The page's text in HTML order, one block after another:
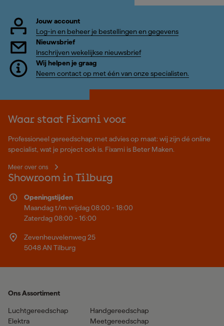
Jouw account
Log-in en beheer je bestellingen en gegevens
Nieuwsbrief
Inschrijven wekelijkse nieuwsbrief
Wij helpen je graag
Neem contact op met één van onze specialisten.
Waar staat Fixami voor
Professioneel gereedschap met advies op maat: wij zijn dé online
specialist, wat je project ook is. Fixami is Beter Maken.
Meer over ons
Showroom in Tilburg
Openingstijden
Maandag t/m vrijdag 08:00 - 18:00
Zaterdag 08:00 - 16:00
Zevenheuvelenweg 25
5048 AN Tilburg
Ons Assortiment
Luchtgereedschap
Elektra
Handgereedschap
Meetgereedschap